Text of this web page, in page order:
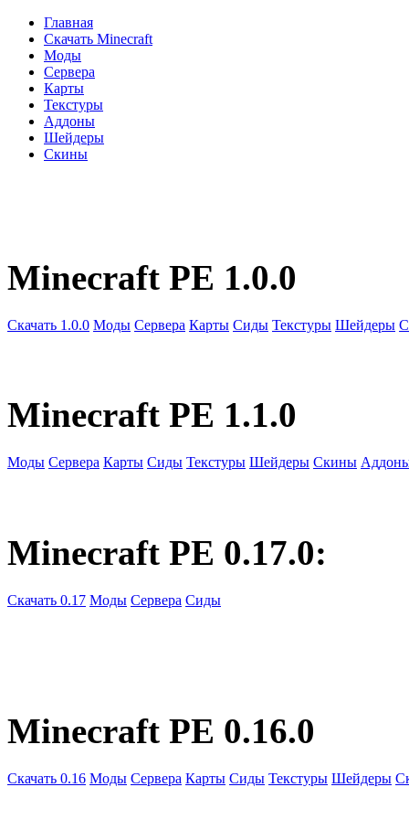
Главная
Скачать Minecraft
Моды
Сервера
Карты
Текстуры
Аддоны
Шейдеры
Скины
Minecraft PE 1.0.0
Скачать 1.0.0 Моды Сервера Карты Сиды Текстуры Шейдеры
Minecraft PE 1.1.0
Моды Сервера Карты Сиды Текстуры Шейдеры Скины
Minecraft PE 0.17.0:
Скачать 0.17 Моды Сервера Сиды
Minecraft PE 0.16.0
Скачать 0.16 Моды Сервера Карты Сиды Текстуры Шейдеры